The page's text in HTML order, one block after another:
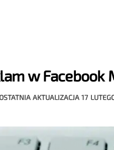
w Facebook
OSTATNIA AKTUALIZACJA17